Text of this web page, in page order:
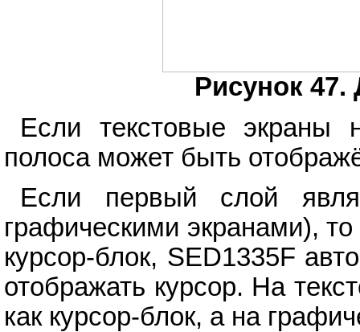
Рисунок 47.
Если текстовые экраны
полоса может быть
Если первый слой
графическими экранами),
курсор-блок, SED1335F
отображать курсор. На
как курсор-блок, а на